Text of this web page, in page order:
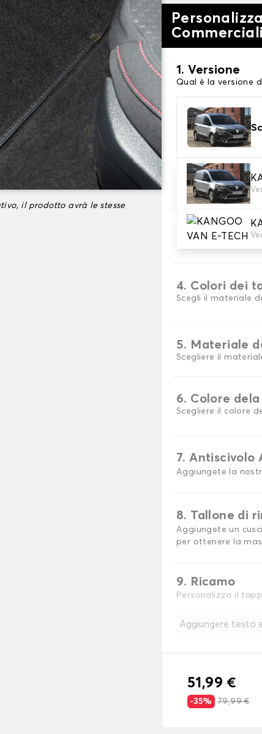
il prodotto avrà le stesse
Commerciali
1. Versione
Qual è la versione
2. Materiale
Scegli il materiale
3. Set di
4. Colori dei
Scegli il materiale
5. Materiale
Scegliere il
6. Colore
Scegliere il colore
7. Antiscivolo
Aggiungete la
8. Tallone di
Aggiungete un
per ottenere la
9. Ricamo
Personalizza il
Aggiungere testo
51,99 €
-35% 79,99 €